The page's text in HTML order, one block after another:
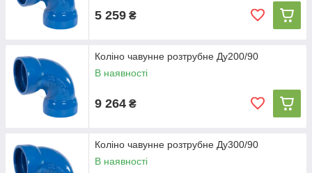
5 259 ₴
Коліно чавунне розтрубне Ду200/90
В наявності
9 264 ₴
Коліно чавунне розтрубне Ду300/90
В наявності